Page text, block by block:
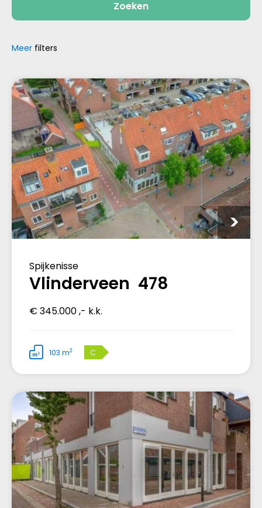
Zoeken
Meer filters
Spijkenisse
Vlinderveen 478
€ 345.000 ,- k.k.
103 m2 C